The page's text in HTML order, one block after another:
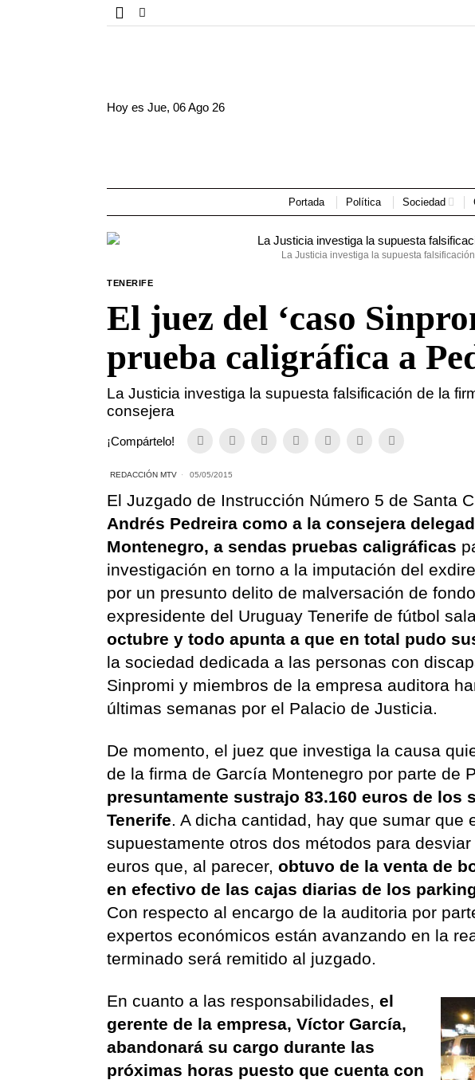
Hoy esJue, 06 Ago 26
Portada Política Sociedad
La Justicia investiga la supuesta
TENERIFE
El juez del ‘caso
prueba caligráfica a
La Justicia investiga la supuesta falsificación de la
consejera
¡Compártelo!
REDACCIÓN MTV 05/05/2015
El Juzgado de Instrucción Número 5 de Santa
Andrés Pedreira como a la consejera
Montenegro, a sendas pruebas caligráficas
investigación en torno a la imputación del
por un presunto delito de malversación de
expresidente del Uruguay Tenerife de fútbol
octubre y todo apunta a que en total pudo
la sociedad dedicada a las personas con
Sinpromi y miembros de la empresa auditora
últimas semanas por el Palacio de Justicia.
De momento, el juez que investiga la causa
de la firma de García Montenegro por parte de
presuntamente sustrajo 83.160 euros de los
Tenerife. A dicha cantidad, hay que sumar que
supuestamente otros dos métodos para
euros que, al parecer,obtuvo de la venta de
en efectivo de las cajas diarias de los
Con respecto al encargo de la auditoria por
expertos económicos están avanzando en la
terminado será remitido al juzgado.
En cuanto a las responsabilidades,el
gerente de la empresa, Víctor García,
abandonará su cargo durante las
próximas horas puesto que cuenta con